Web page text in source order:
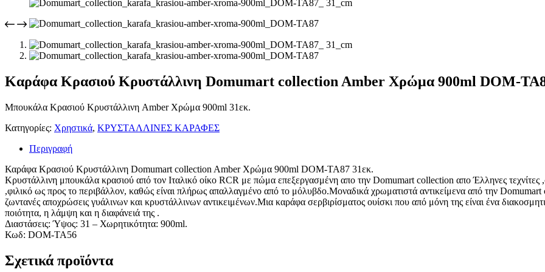
Καράφα Κρασιού Κρυστάλλινη Domumart collection Amber Χρώμα 900ml DOM-
Μπουκάλα Κρασιού Κρυστάλλινη Amber Χρώμα 900ml 31εκ.
Κατηγορίες: Χρηστικά, ΚΡΥΣΤΑΛΛΙΝΕΣ ΚΑΡΑΦΕΣ
Περιγραφή
Καράφα Κρασιού Κρυστάλλινη Domumart collection Amber Χρώμα 900ml DOM-TA87 31εκ.
Κρυστάλλινη μπουκάλα κρασιού από τον Ιταλικό οίκο RCR με πώμα επεξεργασμένη απο την Domumart collection απο Έλληνες
,φιλικό ως προς το περιβάλλον, καθώς είναι πλήρως απαλλαγμένο από το μόλυβδο.Μοναδικά χρωματιστά αντικείμενα από την Domumart
ζωντανές αποχρώσεις γυάλινων και κρυστάλλινων αντικειμένων.Μια καράφα σερβιρίσματος ουίσκι που από μόνη της είναι ένα
ποιότητα, η λάμψη και η διαφάνειά της .
Διαστάσεις: Ύψος: 31 – Χωρητικότητα: 900ml.
Κωδ: DOM-TA56
Σχετικά προϊόντα